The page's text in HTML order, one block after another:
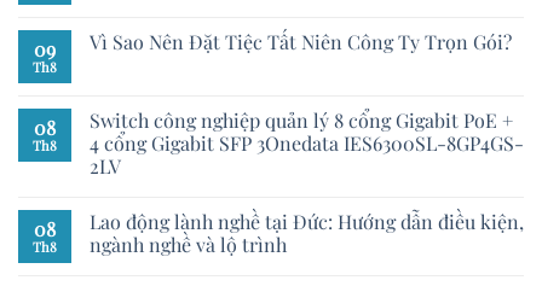
09
Th8
Vì Sao Nên Đặt Tiệc Tất Niên Công Ty Trọn Gói?
08
Th8
Switch công nghiệp quản lý 8 cổng Gigabit PoE +
4 cổng Gigabit SFP 3Onedata IES6300SL-8GP4GS-
2LV
08
Th8
Lao động lành nghề tại Đức: Hướng dẫn điều kiện,
ngành nghề và lộ trình